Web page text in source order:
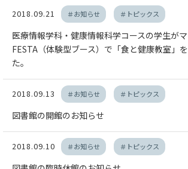
2018.09.21 ＃お知らせ ＃トピックス
医療情報学科・健康情報科学コースの学生が
FESTA（体験型ブース）で「食と健康教室」
た。
2018.09.13 ＃お知らせ ＃トピックス
図書館の開館のお知らせ
2018.09.10 ＃お知らせ ＃トピックス